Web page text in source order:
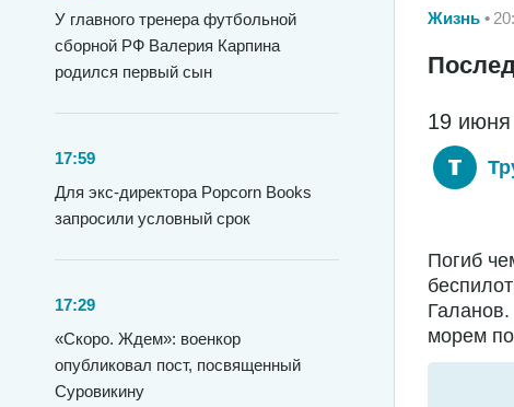
У главного тренера футбольной
сборной РФ Валерия Карпина
родился первый сын
17:59
Для экс-директора Popcorn Books
запросили условный срок
17:29
«Скоро. Ждем»: военкор
опубликовал пост, посвященный
Суровикину
Жизнь
19 июня
Погиб
морем